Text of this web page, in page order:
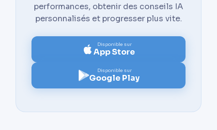
performances, obtenir des conseils IA
personnalisés et progresser plus vite.
Disponible sur
App Store
Disponible sur
Google Play